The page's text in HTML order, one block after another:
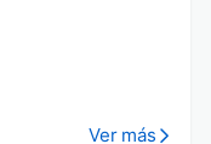
Ver más